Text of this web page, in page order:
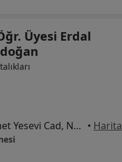
Üyesi Erdal
Barbaros Mah, H. Ahmet Yesevi Cad, No: 149 Güneşli - Bağcılar / İstanbul, Bağcılar • Harita